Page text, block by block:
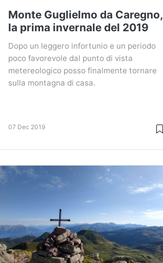
Monte Guglielmo da Caregno,
la prima invernale del 2019
Dopo un leggero infortunio e un periodo
poco favorevole dal punto di vista
metereologico posso finalmente tornare
sulla montagna di casa.
07 Dec 2019